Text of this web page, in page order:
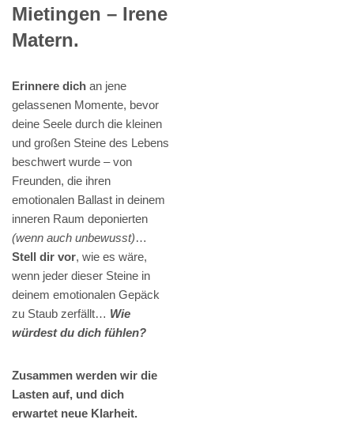
Mietingen – Irene
Matern.
Erinnere dich an jene
gelassenen Momente, bevor
deine Seele durch die kleinen
und großen Steine des Lebens
beschwert wurde – von
Freunden, die ihren
emotionalen Ballast in deinem
inneren Raum deponierten
(wenn auch unbewusst)…
Stell dir vor, wie es wäre,
wenn jeder dieser Steine in
deinem emotionalen Gepäck
zu Staub zerfällt… Wie
würdest du dich fühlen?
Zusammen werden wir die
Lasten auf, und dich
erwartet neue Klarheit.